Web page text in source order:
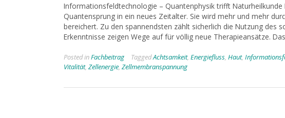
Informationsfeldtechnologie – Quantenphysik trifft Naturheilkunde
Quantensprung in ein neues Zeitalter. Sie wird mehr und mehr
bereichert. Zu den spannendsten zählt sicherlich die Nutzung
Erkenntnisse zeigen Wege auf für völlig neue Therapieansätze.
Posted inFachbeitrag TaggedAchtsamkeit, Energiefluss, Haut,
Vitalität, Zellenergie, Zellmembranspannung